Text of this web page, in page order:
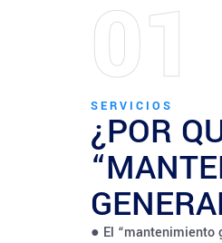
01
SERVICIOS
¿POR
● El “mantenimiento